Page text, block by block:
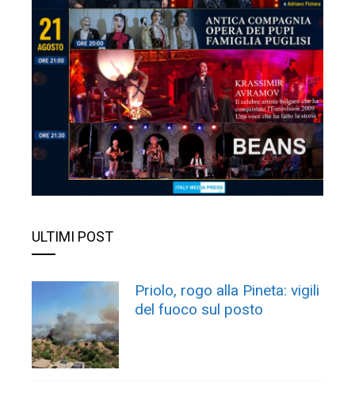
ULTIMI POST
Priolo, rogo alla Pineta: vigili
del fuoco sul posto